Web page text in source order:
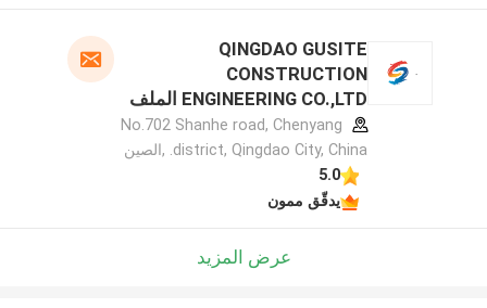
QINGDAO GUSITE
CONSTRUCTION
ENGINEERING CO.,LTD الملف
الشركة المصنعة
No.702 Shanhe road, Chenyang
district, Qingdao City, China. ,الصين
5.0
يدقّق ممون
عرض المزيد